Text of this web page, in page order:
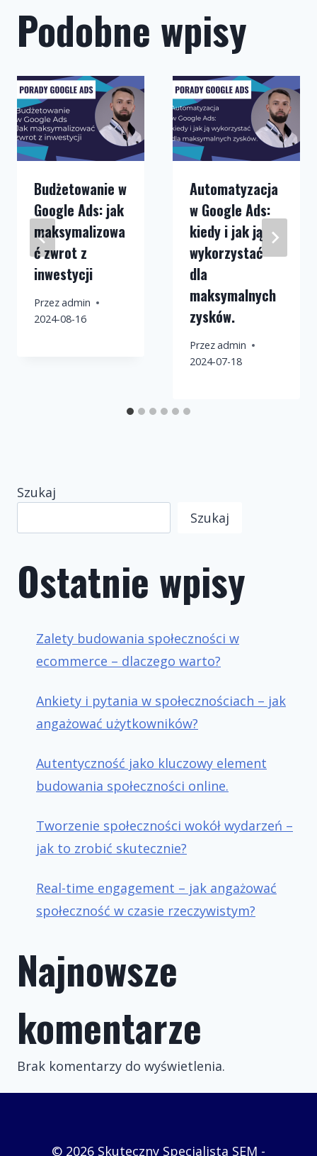
Podobne wpisy
Budżetowanie w
Google Ads: jak
maksymalizowa
ć zwrot z
inwestycji
Przezadmin
2024-08-16
Automatyzacja
w Google Ads:
kiedy i jak ją
wykorzystać
dla
maksymalnych
zysków.
Przezadmin
2024-07-18
Szukaj
Szukaj
Ostatnie wpisy
Zalety budowania społeczności w
ecommerce – dlaczego warto?
Ankiety i pytania w społecznościach – jak
angażować użytkowników?
Autentyczność jako kluczowy element
budowania społeczności online.
Tworzenie społeczności wokół wydarzeń –
jak to zrobić skutecznie?
Real-time engagement – jak angażować
społeczność w czasie rzeczywistym?
Najnowsze
komentarze
Brak komentarzy do wyświetlenia.
© 2026 Skuteczny Specjalista SEM -